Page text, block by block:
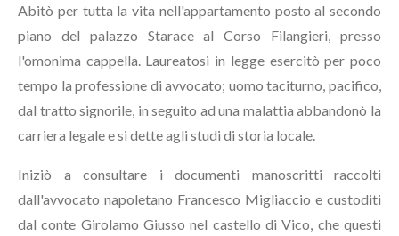
Abitò per tutta la vita nell'appartamento posto al secondo
piano del palazzo Starace al Corso Filangieri, presso
l'omonima cappella. Laureatosi in legge esercitò per poco
tempo la professione di avvocato; uomo taciturno, pacifico,
dal tratto signorile, in seguito ad una malattia abbandonò la
carriera legale e si dette agli studi di storia locale.
Iniziò a consultare i documenti manoscritti raccolti
dall'avvocato napoletano Francesco Migliaccio e custoditi
dal conte Girolamo Giusso nel castello di Vico, che questi